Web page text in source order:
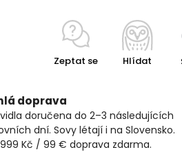
Zeptat se Hlídat
doprava
doručena do 2–3 následujících
dní. Sovy létají i na Slovensko.
Kč / 99 € doprava zdarma.